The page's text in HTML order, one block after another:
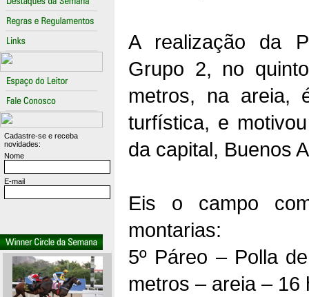
Cadastre-se e receba
novidades:
Nome
E-mail
A realização da
Grupo 2, no
metros, na areia,
turfística, e
da capital, Buenos
Eis o campo
montarias:
5º Páreo – Polla
metros – areia – 16